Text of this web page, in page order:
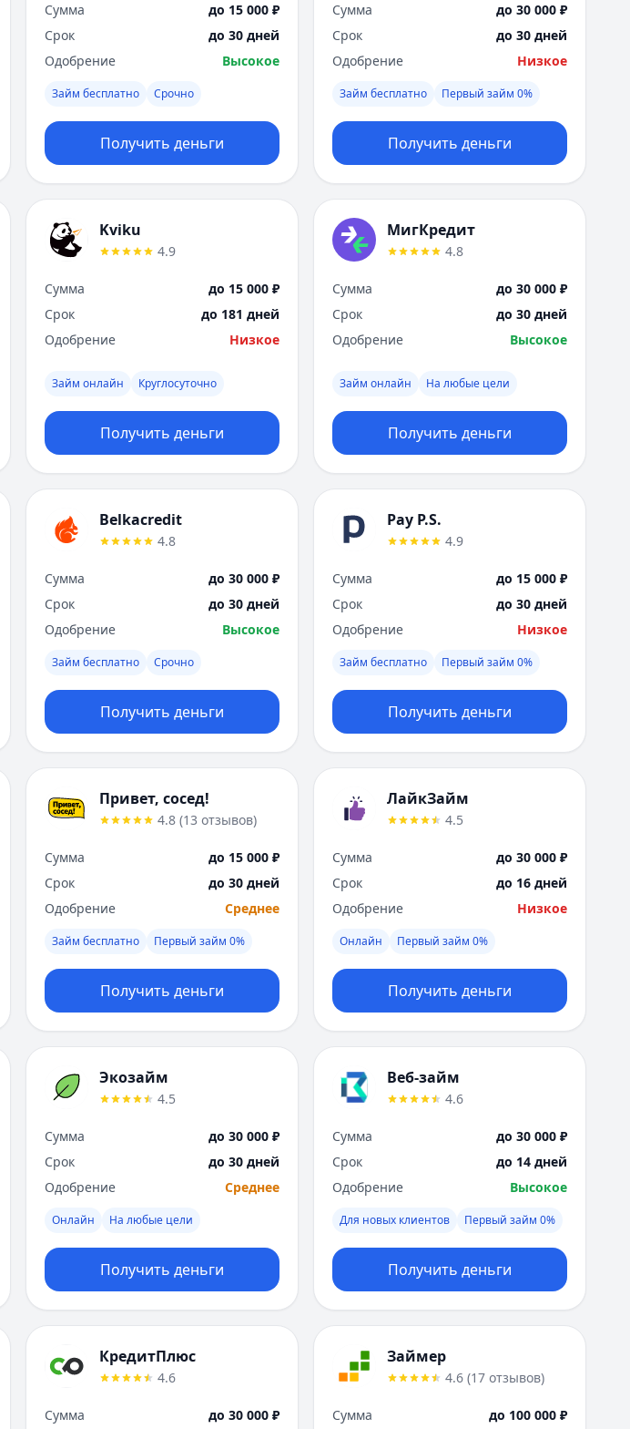
Сумма
до 15 000 ₽
Срок
до 30 дней
Одобрение
Высокое
Займ бесплатно Срочно
Получить деньги
Сумма
до 30 000 ₽
Срок
до 30 дней
Одобрение
Низкое
Займ бесплатно Первый займ 0%
Получить деньги
Kviku
4.9
Сумма
до 15 000 ₽
Срок
до 181 дней
Одобрение
Низкое
Займ онлайн Круглосуточно
Получить деньги
МигКредит
4.8
Сумма
до 30 000 ₽
Срок
до 30 дней
Одобрение
Высокое
Займ онлайн На любые цели
Получить деньги
Belkacredit
4.8
Сумма
до 30 000 ₽
Срок
до 30 дней
Одобрение
Высокое
Займ бесплатно Срочно
Получить деньги
Pay P.S.
4.9
Сумма
до 15 000 ₽
Срок
до 30 дней
Одобрение
Низкое
Займ бесплатно Первый займ 0%
Получить деньги
Привет, сосед!
4.8 (13 отзывов)
Сумма
до 15 000 ₽
Срок
до 30 дней
Одобрение
Среднее
Займ бесплатно Первый займ 0%
Получить деньги
ЛайкЗайм
4.5
Сумма
до 30 000 ₽
Срок
до 16 дней
Одобрение
Низкое
Онлайн Первый займ 0%
Получить деньги
Экозайм
4.5
Сумма
до 30 000 ₽
Срок
до 30 дней
Одобрение
Среднее
Онлайн На любые цели
Получить деньги
Веб-займ
4.6
Сумма
до 30 000 ₽
Срок
до 14 дней
Одобрение
Высокое
Для новых клиентов Первый займ 0%
Получить деньги
КредитПлюс
4.6
Сумма до 30 000 ₽
Займер
4.6 (17 отзывов)
Сумма до 100 000 ₽